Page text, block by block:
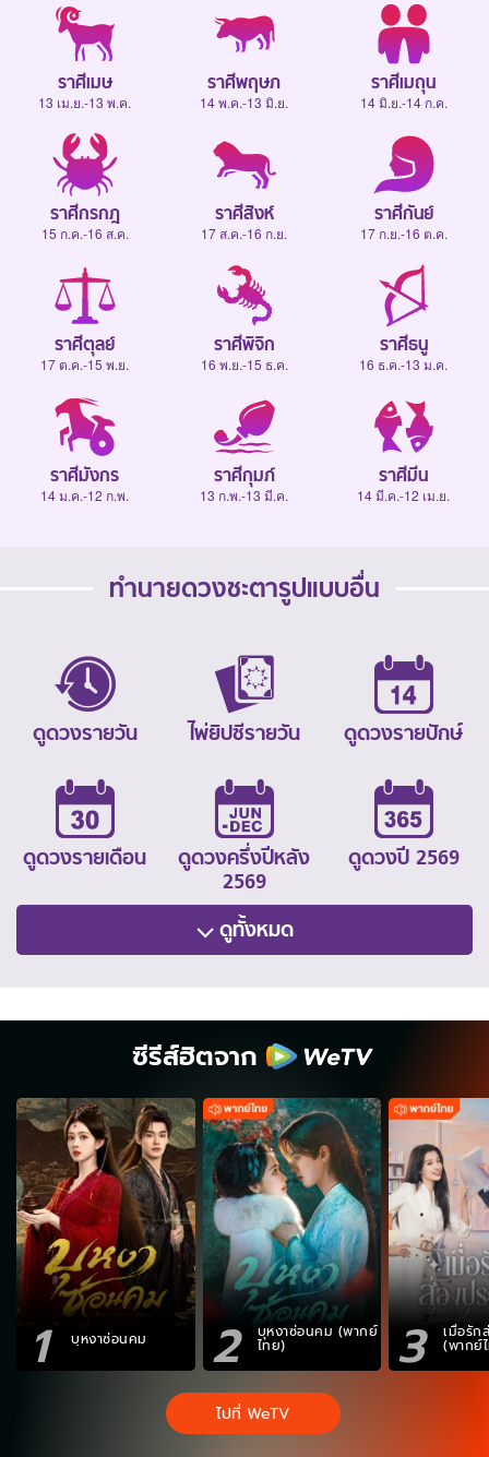
ราศีเมษ
13 เม.ย.-13 พ.ค.
ราศีพฤษภ
14 พ.ค.-13 มิ.ย.
ราศีเมถุน
14 มิ.ย.-14 ก.ค.
ราศีกรกฎ
15 ก.ค.-16 ส.ค.
ราศีสิงห์
17 ส.ค.-16 ก.ย.
ราศีกันย์
17 ก.ย.-16 ต.ค.
ราศีตุลย์
17 ต.ค.-15 พ.ย.
ราศีพิจิก
16 พ.ย.-15 ธ.ค.
ราศีธนู
16 ธ.ค.-13 ม.ค.
ราศีมังกร
14 ม.ค.-12 ก.พ.
ราศีกุมภ์
13 ก.พ.-13 มี.ค.
ราศีมีน
14 มี.ค.-12 เม.ย.
ทำนายดวงชะตารูปแบบอื่น
ดูดวงรายวัน ไพ่ยิปซีรายวัน ดูดวงรายปักษ์
ดูดวงรายเดือน
ดูดวงครึ่งปีหลัง
2569
ดูดวงปี 2569
ดูทั้งหมด
ซีรีส์ฮิตจาก
1 บุหงาซ่อนคม 2 บุหงาซ่อนคม (พากย์
ไทย) 3 เมื่อรัก
(พากย์
ไปที่ WeTV